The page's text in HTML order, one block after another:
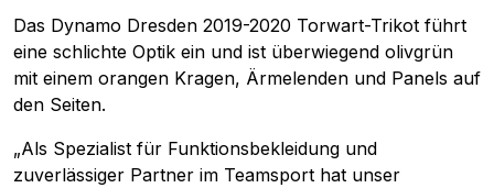
Das Dynamo Dresden 2019-2020 Torwart-Trikot führt
eine schlichte Optik ein und ist überwiegend olivgrün
mit einem orangen Kragen, Ärmelenden und Panels auf
den Seiten.
„Als Spezialist für Funktionsbekleidung und
zuverlässiger Partner im Teamsport hat unser